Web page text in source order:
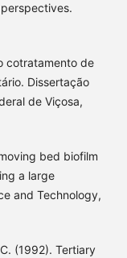
cotratamento de
Dissertação
de Viçosa,
bed biofilm
a large
and Technology,
(1992). Tertiary